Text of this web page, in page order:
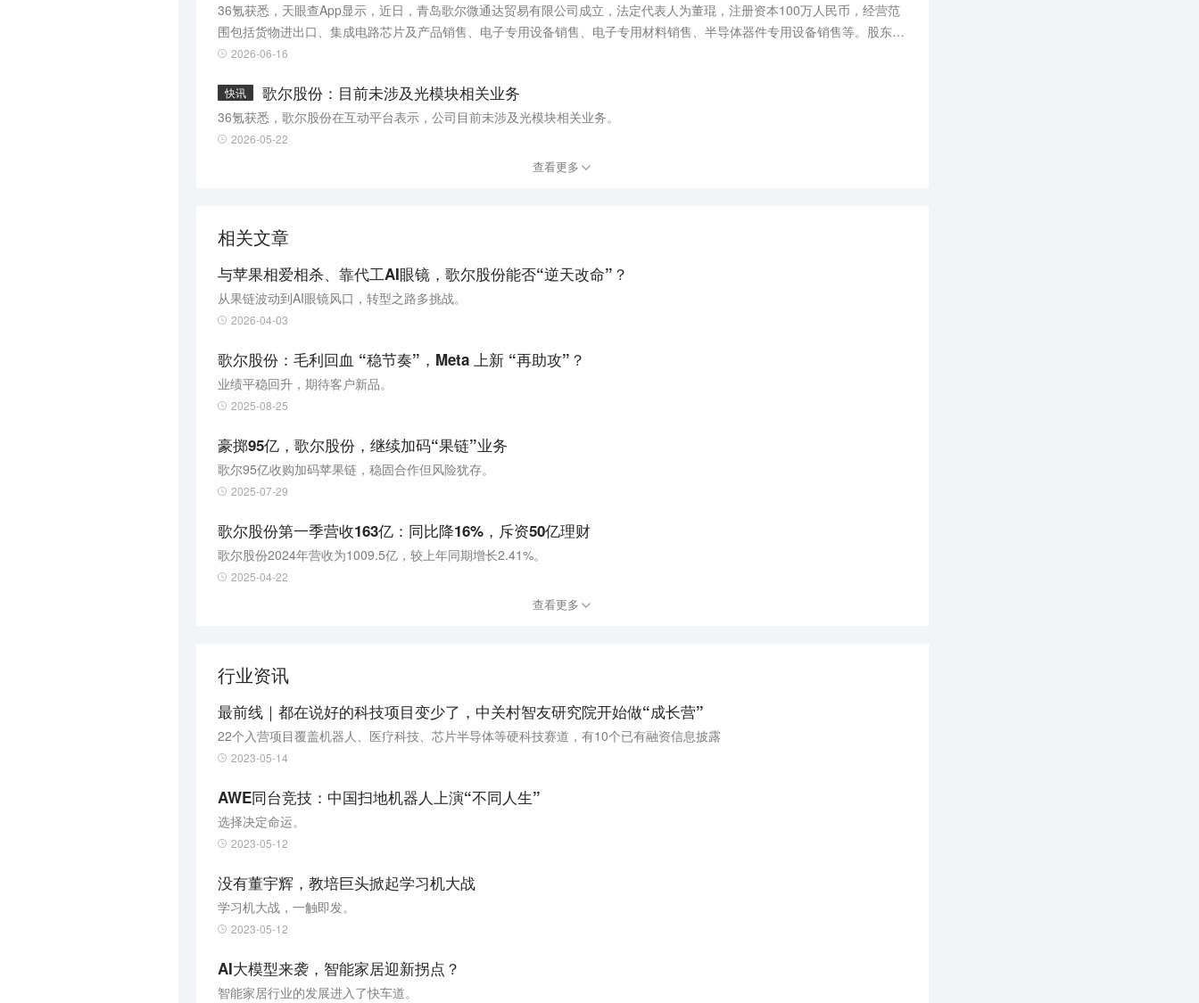
36氪获悉，天眼查App显示，近日，青岛歌尔微通达贸易有限公司成立，法定代表人为董琨，注册资本100万人民币，经营范
围包括货物进出口、集成电路芯片及产品销售、电子专用设备销售、电子专用材料销售、半导体器件专用设备销售等。股东信
息显示，该公司由歌尔股份旗下歌尔微电子股份有限公司全资持股。
2026-06-16
快讯 歌尔股份：目前未涉及光模块相关业务
36氪获悉，歌尔股份在互动平台表示，公司目前未涉及光模块相关业务。
2026-05-22
查看更多
相关文章
与苹果相爱相杀、靠代工AI眼镜，歌尔股份能否“逆天改命”？
从果链波动到AI眼镜风口，转型之路多挑战。
2026-04-03
歌尔股份：毛利回血 “稳节奏”，Meta 上新 “再助攻”？
业绩平稳回升，期待客户新品。
2025-08-25
豪掷95亿，歌尔股份，继续加码“果链”业务
歌尔95亿收购加码苹果链，稳固合作但风险犹存。
2025-07-29
歌尔股份第一季营收163亿：同比降16%，斥资50亿理财
歌尔股份2024年营收为1009.5亿，较上年同期增长2.41%。
2025-04-22
查看更多
行业资讯
最前线｜都在说好的科技项目变少了，中关村智友研究院开始做“成长营”
22个入营项目覆盖机器人、医疗科技、芯片半导体等硬科技赛道，有10个已有融资信息披露
2023-05-14
AWE同台竞技：中国扫地机器人上演“不同人生”
选择决定命运。
2023-05-12
没有董宇辉，教培巨头掀起学习机大战
学习机大战，一触即发。
2023-05-12
AI大模型来袭，智能家居迎新拐点？
智能家居行业的发展进入了快车道。